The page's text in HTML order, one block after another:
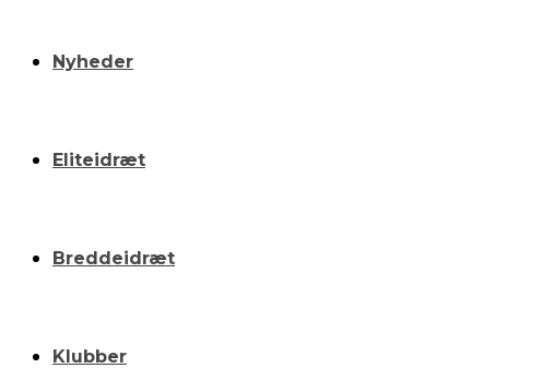
Nyheder
Eliteidræt
Breddeidræt
Klubber